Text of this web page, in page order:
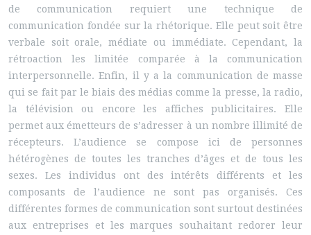
de communication requiert une technique de
communication fondée sur la rhétorique. Elle peut soit être
verbale soit orale, médiate ou immédiate. Cependant, la
rétroaction les limitée comparée à la communication
interpersonnelle. Enfin, il y a la communication de masse
qui se fait par le biais des médias comme la presse, la radio,
la télévision ou encore les affiches publicitaires. Elle
permet aux émetteurs de s’adresser à un nombre illimité de
récepteurs. L’audience se compose ici de personnes
hétérogènes de toutes les tranches d’âges et de tous les
sexes. Les individus ont des intérêts différents et les
composants de l’audience ne sont pas organisés. Ces
différentes formes de communication sont surtout destinées
aux entreprises et les marques souhaitant redorer leur